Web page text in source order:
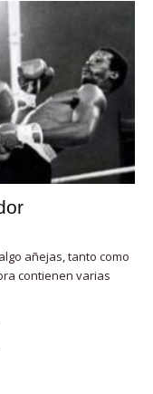
añejas, tanto como
contienen varias